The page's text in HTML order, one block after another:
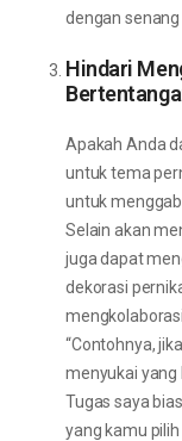
dengan senang
Hindari
Apakah Anda
untuk tema
untuk
Selain akan
juga dapat
dekorasi
“Contohnya,
menyukai yang
Tugas saya
yang kamu pilih